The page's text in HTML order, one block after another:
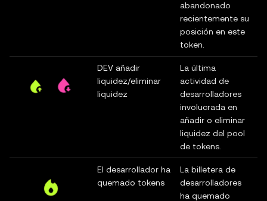
abandonado
recientemente su
posición en este
token.
DEV añadir
liquidez/eliminar
liquidez
La última
actividad de
desarrolladores
involucrada en
añadir o eliminar
liquidez del pool
de tokens.
El desarrollador ha
quemado tokens
La billetera de
desarrolladores
ha quemado